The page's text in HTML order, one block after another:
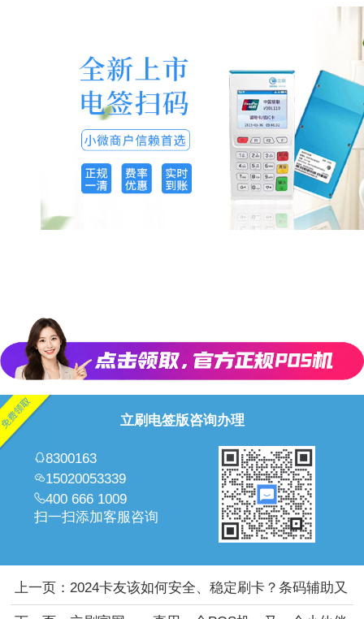
立刷电签版咨询办理
8300163
15020053339
400 666 1009
扫一扫添加客服咨询
上一页： 2024卡友该如何安全、稳定刷卡？条码辅助又